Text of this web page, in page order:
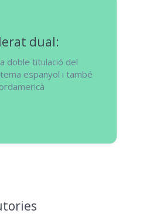
dual:
doble titulació del
espanyol i també